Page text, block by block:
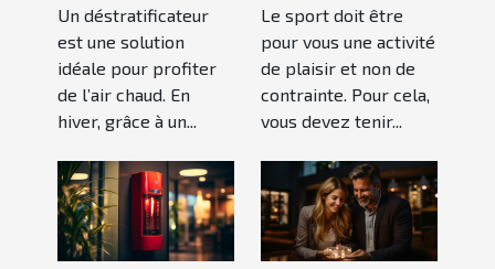
Un déstratificateur
est une solution
idéale pour profiter
de l’air chaud. En
hiver, grâce à un...
Le sport doit être
pour vous une activité
de plaisir et non de
contrainte. Pour cela,
vous devez tenir...